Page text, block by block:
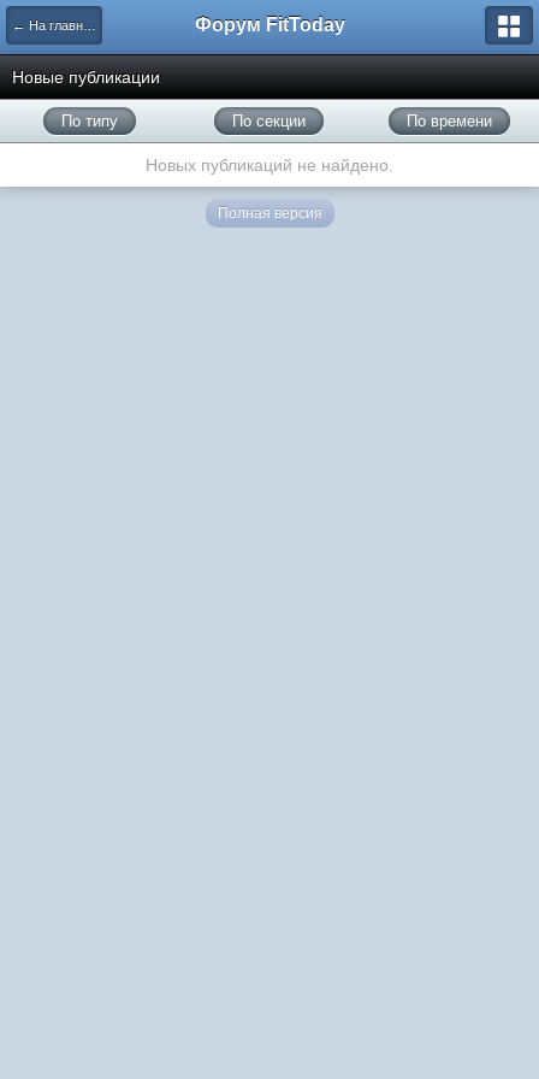
← На главную Форум FitToday
Новые публикации
По типу По секции По времени
Новых публикаций не найдено.
Полная версия